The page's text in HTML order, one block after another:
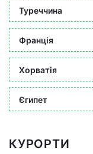
Туреччина
Франція
Хорватія
Єгипет
КУРОРТИ